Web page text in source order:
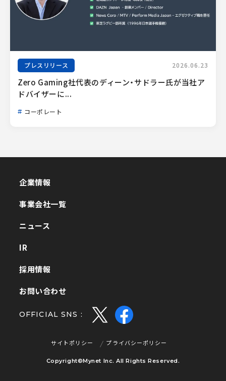
プレスリリース 2026.06.23
Zero Gaming社代表のディーン・サドラー氏が当社ア
ドバイザーに...
コーポレート
企業情報
事業会社一覧
ニュース
IR
採用情報
お問い合わせ
OFFICIAL SNS :
サイトポリシー
プライバシーポリシー
Copyright©Mynet Inc. All Rights Reserved.